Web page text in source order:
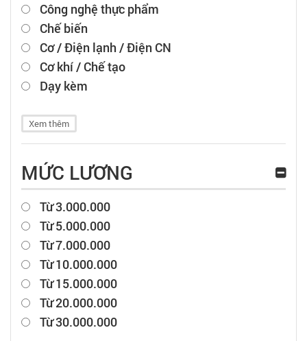
Công nghệ thực phẩm
Chế biến
Cơ / Điện lạnh / Điện CN
Cơ khí / Chế tạo
Dạy kèm
Xem thêm
MỨC LƯƠNG
Từ 3.000.000
Từ 5.000.000
Từ 7.000.000
Từ 10.000.000
Từ 15.000.000
Từ 20.000.000
Từ 30.000.000